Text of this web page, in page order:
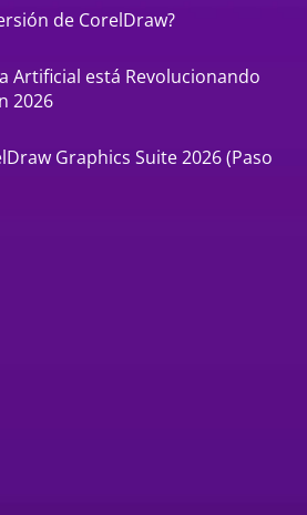
de CorelDraw?
Artificial está Revolucionando
2026
Graphics Suite 2026 (Paso